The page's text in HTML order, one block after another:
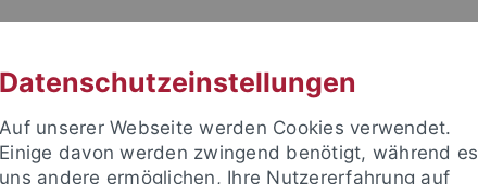
Datenschutzeinstellungen
Auf unserer Webseite werden Cookies verwendet.
Einige davon werden zwingend benötigt, während es
uns andere ermöglichen, Ihre Nutzererfahrung auf